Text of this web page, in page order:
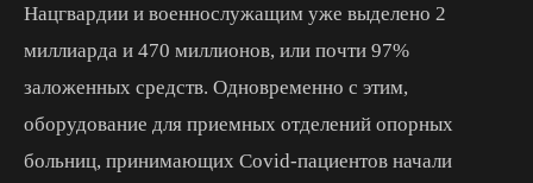
Нацгвардии и военнослужащим уже выделено 2
миллиарда и 470 миллионов, или почти 97%
заложенных средств. Одновременно с этим,
оборудование для приемных отделений опорных
больниц, принимающих Covid-пациентов начали